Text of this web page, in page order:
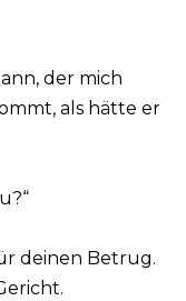
der mich
als hätte er
deinen Betrug.